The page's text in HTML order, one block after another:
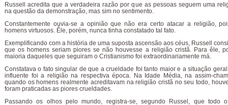
Russell acredita que a verdadeira razão por que as pessoas seguem uma
na questão da demonstração, mas sim no sentimento.
Constantemente ouvia-se a opinião que não era certo atacar a religião,
homens virtuosos. Êle, porém, nunca tinha constatado tal fato.
Exemplificando com a história de uma suposta ascensão aos céus, Russell
que os homens seriam piores se não houvesse a religião cristã. Para êle,
maioria daqueles que seguiram o Cristianismo foi extraordinariamente má.
Constatava o fato singular de que a crueldade foi tanto maior e a situação
influente foi a religião na respectiva época. Na Idade Média, na assim-
quando os homens realmente acreditavam na religião cristã no seu todo,
foram praticadas as piores crueldades.
Passando os olhos pelo mundo, registra-se, segundo Russel, que todo